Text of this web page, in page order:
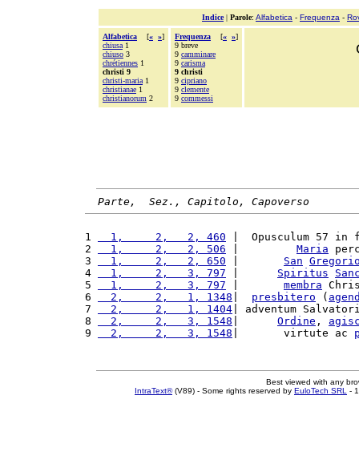
Indice| Parole: Alfabetica - Frequenza -
Alfabetica [« »]
chiusa 1
chiuso 3
chrétiennes 1
christi 9
christi-maria 1
christianae 1
christianorum 2
Frequenza [« »]
9 breve
9 camminare
9 carisma
9 christi
9 cipriano
9 clemente
9 commessi
Parte,  Sez., Capitolo, Capoverso
1
  1,     2,   2, 460
|  Opusculum 57 in
2
  1,     2,   2, 506
Maria
3
  1,     2,   2, 650
San
4
  1,     2,   3, 797
Spiritus
5
  1,     2,   3, 797
membra
6
  2,     2,   1, 1348
presbitero (
7
  2,     2,   1, 1404
| adventum
8
  2,     2,   3, 1548
Ordine ,
9
  2,     2,   3, 1548
|       virtute ac
Best viewed with any
IntraText®(V89) - Some rights reserved by EuloTech SRL -